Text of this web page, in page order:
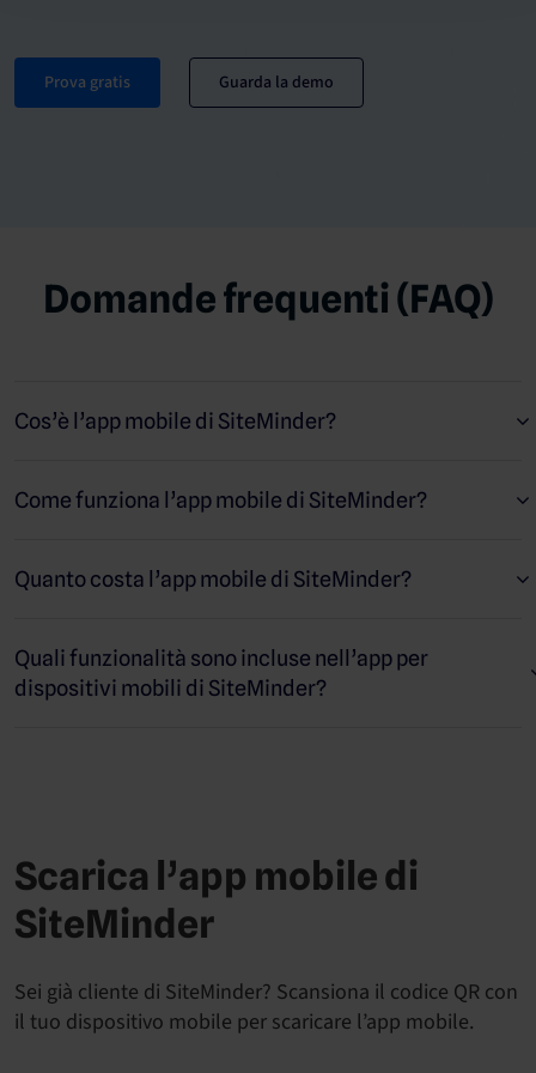
Prova gratis Guarda la demo
Domande frequenti (FAQ)
Cos’è l’app mobile di SiteMinder?
risultati con agilità ovunque tu sia. Ti permette di gestire i ritmi
quando vuoi. Non dovrai fare altro che installarla sul tuo
Play Store (smartphone e tablet Android).
Come funziona l’app mobile di SiteMinder?
Quanto costa l’app mobile di SiteMinder?
Quali funzionalità sono incluse nell’app per
dispositivi mobili di SiteMinder?
Scarica l’app mobile di
SiteMinder
Sei già cliente di SiteMinder? Scansiona il codice QR con
il tuo dispositivo mobile per scaricare l’app mobile.